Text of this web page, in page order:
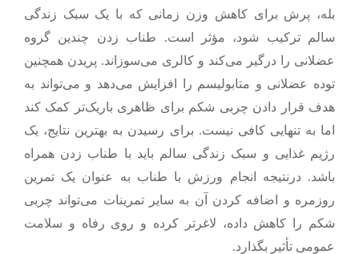
بله، پرش برای کاهش وزن زمانی که با یک سبک زندگی
سالم ترکیب شود، مؤثر است. طناب زدن چندین گروه
عضلانی را درگیر می‌کند و کالری می‌سوزاند. پریدن همچنین
توده عضلانی و متابولیسم را افزایش می‌دهد و می‌تواند به
هدف قرار دادن چربی شکم برای ظاهری باریک‌تر کمک کند
اما به تنهایی کافی نیست. برای رسیدن به بهترین نتایج، یک
رژیم غذایی و سبک زندگی سالم باید با طناب زدن همراه
باشد. درنتیجه
انجام ورزش با طناب به عنوان یک تمرین
روزمره و اضافه کردن آن به سایر تمرینات می‌تواند چربی
شکم را کاهش داده، لاغرتر کرده و روی رفاه و سلامت
عمومی تأثیر بگذارد.